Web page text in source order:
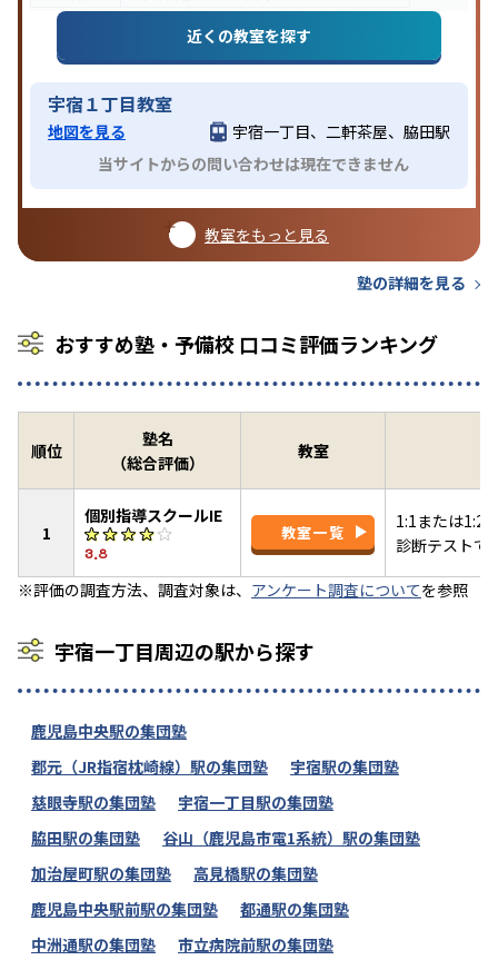
近くの教室を探す
宇宿１丁目教室
地図を見る
宇宿一丁目、二軒茶屋、脇田駅
当サイトからの問い合わせは現在できません
教室をもっと見る
塾の詳細を見る
おすすめ塾・予備校 口コミ評価ランキング
順位
塾名
（総合評価）
教室
1
個別指導スクールIE
3.8
教室一覧
1:1または1:2
診断テストで
※評価の調査方法、調査対象は、 アンケート調査についてを参照
宇宿一丁目周辺の駅から探す
鹿児島中央駅の集団塾
郡元（JR指宿枕崎線）駅の集団塾
宇宿駅の集団塾
慈眼寺駅の集団塾
宇宿一丁目駅の集団塾
脇田駅の集団塾
谷山（鹿児島市電1系統）駅の集団塾
加治屋町駅の集団塾
高見橋駅の集団塾
鹿児島中央駅前駅の集団塾
都通駅の集団塾
中洲通駅の集団塾
市立病院前駅の集団塾